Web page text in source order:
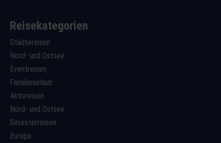
Reisekategorien
Städtereisen
Nord- und Ostsee
Eventreisen
Familienurlaub
Aktivreisen
Nord- und Ostsee
Silvesterreisen
Europa